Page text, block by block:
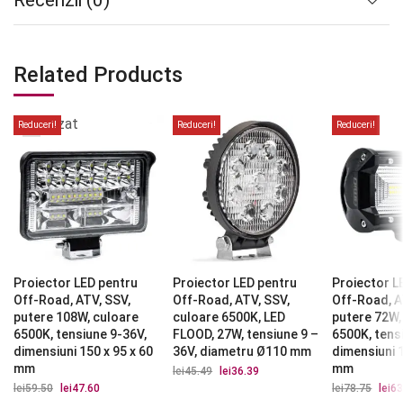
Related Products
Reduceri!
epuizat
Proiector LED pentru
Off-Road, ATV, SSV,
putere 108W, culoare
6500K, tensiune 9-36V,
dimensiuni 150 x 95 x 60
mm
lei59.50
Prețul
lei47.60
Reduceri!
Proiector LED pentru
Off-Road, ATV, SSV,
culoare 6500K, LED
FLOOD, 27W, tensiune 9 –
36V, diametru Ø110 mm
lei45.49
Prețul
lei36.39
Reduceri!
Proiector
Off-Road,
putere
6500K,
dimensiuni
mm
lei78.75 lei